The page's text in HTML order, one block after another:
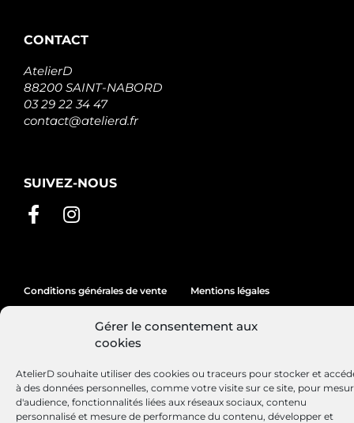
Gérer le consentement aux
cookies
AtelierD souhaite utiliser des cookies ou traceurs pour stocker et
à des données personnelles, comme votre visite sur ce site, pour
d'audience, fonctionnalités liées aux réseaux sociaux, contenu
personnalisé et mesure de performance du contenu, développer et
CONTACT
AtelierD
88200 SAINT-NABORD
03 29 22 34 47
contact@atelierd.fr
SUIVEZ-NOUS
Conditions générales de vente Mentions légales
Politique de cookies
Site réalisé par Lézards Création